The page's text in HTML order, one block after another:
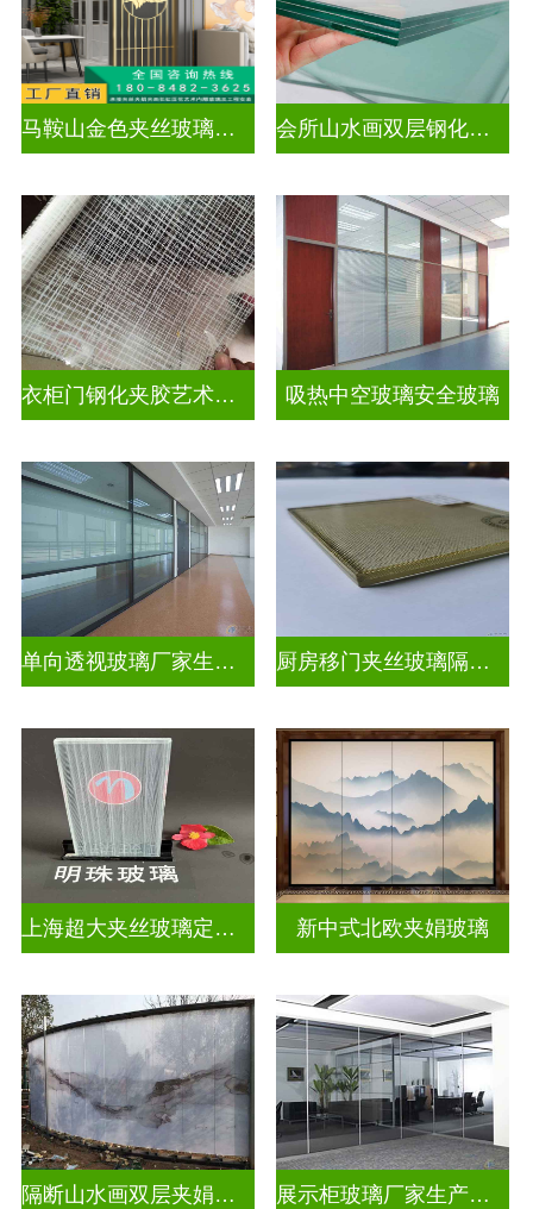
马鞍山金色夹丝玻璃价格多少 会所山水画双层钢化夹胶
衣柜门钢化夹胶艺术玻璃 吸热中空玻璃安全玻璃
单向透视玻璃厂家生产安装 厨房移门夹丝玻璃隔断图片
上海超大夹丝玻璃定制公司 新中式北欧夹娟玻璃
隔断山水画双层夹娟玻璃 展示柜玻璃厂家生产安装